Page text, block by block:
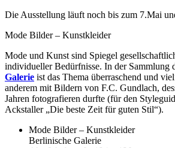
Die Ausstellung läuft noch bis zum 7.Mai
Mode Bilder – Kunstkleider
Mode und Kunst sind Spiegel
individueller Bedürfnisse. In der Sammlung
Galerie ist das Thema überraschend und
anderem mit Bildern von F.C. Gundlach,
Jahren fotografieren durfte (für den
Ackstaller „Die beste Zeit für guten Stil“).
Mode Bilder – Kunstkleider
Berlinische Galerie